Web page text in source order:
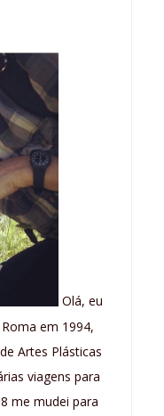
Olá, eu
em 1994,
Artes Plásticas
viagens para
me mudei para